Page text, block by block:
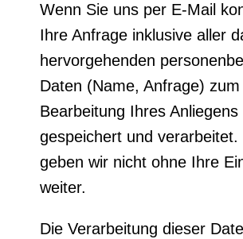
Wenn Sie uns per E-Mail
Ihre Anfrage inklusive aller
hervorgehenden
Daten (Name, Anfrage)
Bearbeitung Ihres Anliegens
gespeichert und verarbeitet.
geben wir nicht ohne Ihre
weiter.
Die Verarbeitung dieser